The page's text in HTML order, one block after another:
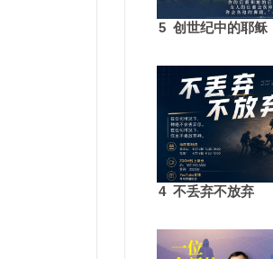
5 创世纪中的耶稣
4 不丢弃不放弃